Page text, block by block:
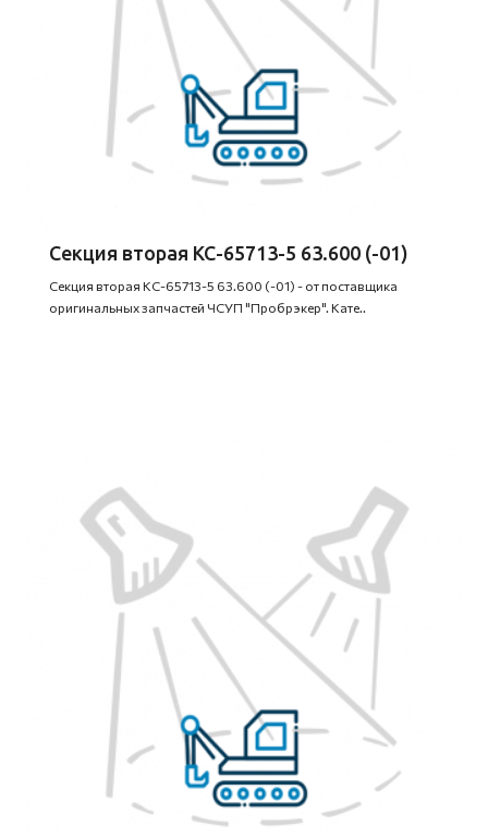
Секция вторая КС-65713-5 63.600 (-01)
Секция вторая КС-65713-5 63.600 (-01) - от поставщика
оригинальных запчастей ЧСУП "Пробрэкер". Кате..